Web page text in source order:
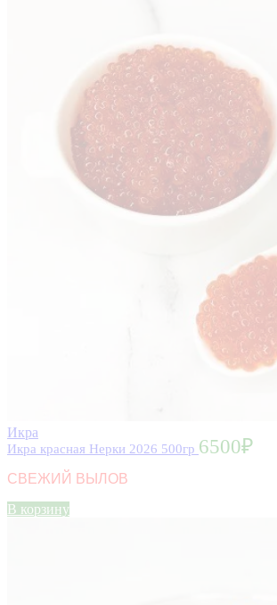
Икра
Икра красная Нерки 2026 500гр 6500₽
СВЕЖИЙ ВЫЛОВ
В корзину